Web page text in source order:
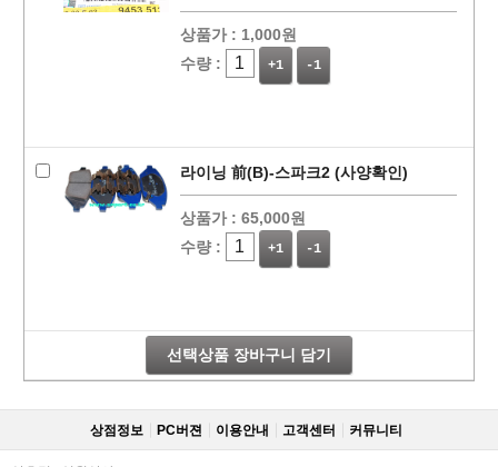
상품가 : 1,000원
수량 :
+1 -1
라이닝 前(B)-스파크2 (사양확인)
상품가 : 65,000원
수량 :
+1 -1
선택상품 장바구니 담기
상점정보 PC버젼 이용안내 고객센터 커뮤니티